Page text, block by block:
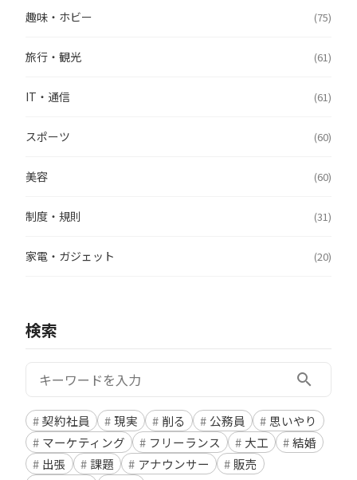
趣味・ホビー (75)
旅行・観光 (61)
IT・通信 (61)
スポーツ (60)
美容 (60)
制度・規則 (31)
家電・ガジェット (20)
検索
検索: search
契約社員 現実 削る 公務員
思いやり
マーケティング
フリーランス 大工
結婚
出張
課題 アナウンサー
販売